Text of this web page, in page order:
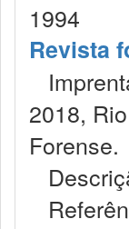
1994
Revista
2018,
Forense.